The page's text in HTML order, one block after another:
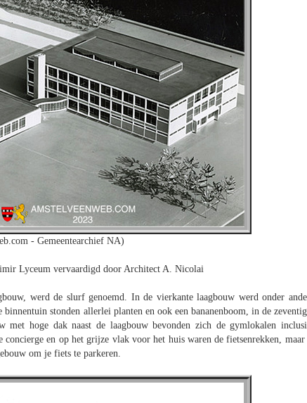
- Gemeentearchief NA)
Lyceum vervaardigd door Architect A. Nicolai
werd de slurf genoemd. In de vierkante laagbouw werd onder
stonden allerlei planten en ook een bananenboom, in de
hoge dak naast de laagbouw bevonden zich de gymlokalen
en op het grijze vlak voor het huis waren de fietsenrekken, maar
om je fiets te parkeren.